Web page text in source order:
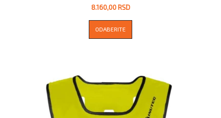
8.160,00 RSD
ODABERITE